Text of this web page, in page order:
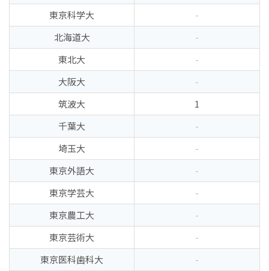
東京科学大
-
北海道大
-
東北大
-
大阪大
-
筑波大
1
千葉大
-
埼玉大
-
東京外語大
-
東京学芸大
-
東京農工大
-
東京芸術大
-
東京医科歯科大
-